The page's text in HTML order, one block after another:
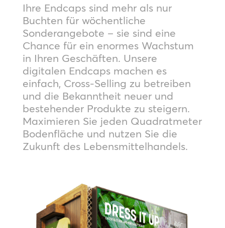
Ihre Endcaps sind mehr als nur
Buchten für wöchentliche
Sonderangebote – sie sind eine
Chance für ein enormes Wachstum
in Ihren Geschäften. Unsere
digitalen Endcaps machen es
einfach, Cross-Selling zu betreiben
und die Bekanntheit neuer und
bestehender Produkte zu steigern.
Maximieren Sie jeden Quadratmeter
Bodenfläche und nutzen Sie die
Zukunft des Lebensmittelhandels.